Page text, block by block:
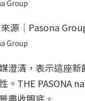
Group
Group
澄清，表示這座
。THE PASONA